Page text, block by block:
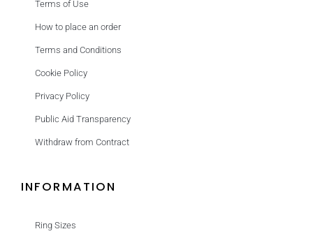
Terms of Use
How to place an order
Terms and Conditions
Cookie Policy
Privacy Policy
Public Aid Transparency
Withdraw from Contract
INFORMATION
Ring Sizes